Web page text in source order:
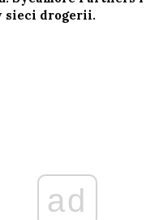
sieci drogerii.
ad